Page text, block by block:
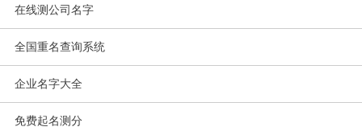
在线测公司名字
全国重名查询系统
企业名字大全
免费起名测分